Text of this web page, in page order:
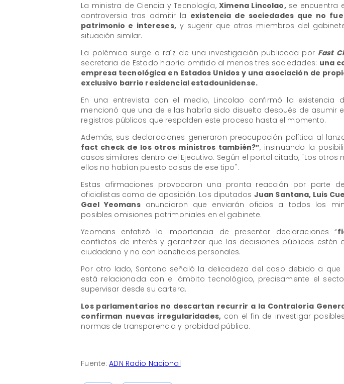
La ministra de Ciencia y Tecnología,Ximena Lincolao,se encuentra
controversia tras admitir la existencia de sociedades que no
patrimonio e intereses,y sugerir que otros miembros del
situación similar.
La polémica surge a raíz de una investigación publicada por Fast
secretaria de Estado habría omitido al menos tres sociedades: una
empresa tecnológica en Estados Unidos y una asociación de
exclusivo barrio residencial estadounidense.
En una entrevista con el medio, Lincolao confirmó la existencia
mencionó que una de ellas habría sido disuelta después de asumir
registros públicos que respalden este proceso hasta el momento.
Además, sus declaraciones generaron preocupación política al
fact check de los otros ministros también?”, insinuando la
casos similares dentro del Ejecutivo. Según el portal citado, "Los otros
ellos no habían puesto cosas de ese tipo".
Estas afirmaciones provocaron una pronta reacción por parte
oficialistas como de oposición. Los diputados Juan Santana, Luis
Gael Yeomansanunciaron que enviarán oficios a todos los
posibles omisiones patrimoniales en el gabinete.
Yeomans enfatizó la importancia de presentar declaraciones “
conflictos de interés y garantizar que las decisiones públicas estén
ciudadano y no con beneficios personales.
Por otro lado, Santana señaló la delicadeza del caso debido a
está relacionada con el ámbito tecnológico, precisamente el
supervisar desde su cartera.
Los parlamentarios no descartan recurrir a la Contraloría
confirman nuevas irregularidades,con el fin de investigar
normas de transparencia y probidad pública.
Fuente:ADN Radio Nacional